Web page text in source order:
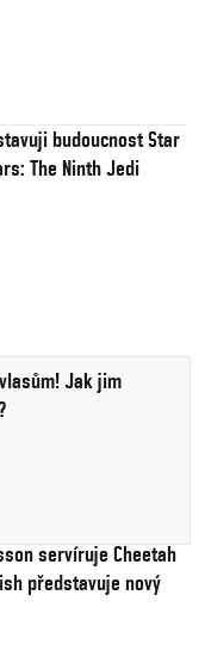
budoucnost Star
The Ninth Jedi
Jak jim
servíruje Cheetah
představuje nový